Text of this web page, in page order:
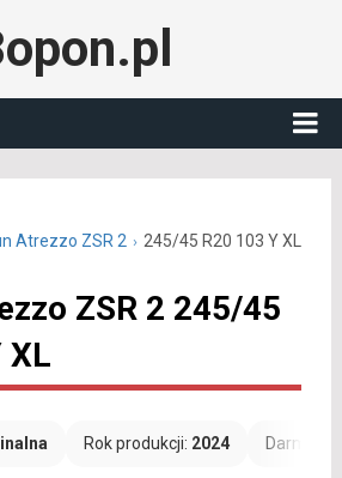
Atrezzo ZSR 2 245/45 R20 103 Y XL
ZSR 2 245/45
XL
Rok produkcji: 2024